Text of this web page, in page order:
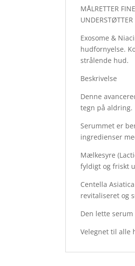
MÅLRETTER
Exosome &
hudfornyelse.
strålende hud.
Beskrivelse
Denne
tegn på aldring.
Serummet er
ingredienser
Mælkesyre
fyldigt og friskt
Centella
revitaliseret og
Den lette
Velegnet til alle